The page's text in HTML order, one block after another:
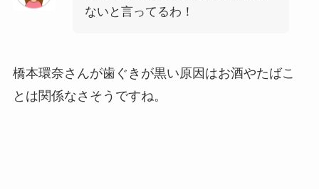
ないと言ってるわ！
橋本環奈さんが歯ぐきが黒い原因はお酒やたばこ
とは関係なさそうですね。